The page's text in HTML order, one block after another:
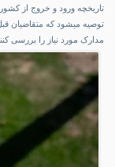
تاریخچه ورود و خروج از
توصیه میشود که متقاضیان
مدارک مورد نیاز را بررسی